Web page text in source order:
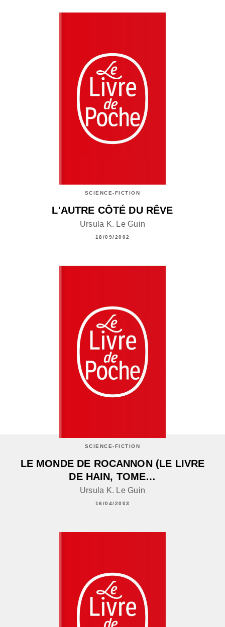
SCIENCE-FICTION
L'AUTRE CÔTÉ DU RÊVE
Ursula K. Le Guin
18/09/2002
SCIENCE-FICTION
LE MONDE DE ROCANNON (LE LIVRE
DE HAIN, TOME…
Ursula K. Le Guin
16/04/2003